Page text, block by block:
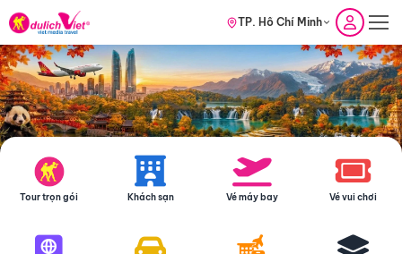
TP. Hồ Chí Minh
Tour trọn gói Khách sạn Vé máy bay Vé vui chơi